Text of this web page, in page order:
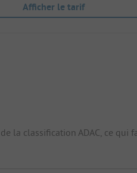
Afficher le tarif
la classification ADAC, ce